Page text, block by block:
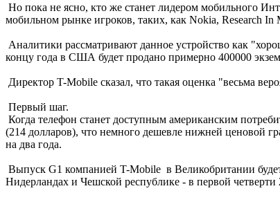
Но пока не ясно, кто же станет лидером мобильного
мобильном рынке игроков, таких, как Nokia, Research
Аналитики рассматривают данное устройство как
концу года в США будет продано примерно 400000
Директор T-Mobile сказал, что такая оценка "весьма
Первый шаг.
Когда телефон станет доступным американским
(214 долларов), что немного дешевле нижней ценовой
на два года.
Выпуск G1 компанией T-Mobile в Великобритании
Нидерландах и Чешской республике - в первой четверти